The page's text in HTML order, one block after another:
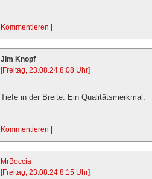
Kommentieren |
Jim Knopf
[Freitag, 23.08.24 8:08 Uhr]
Tiefe in der Breite. Ein Qualitätsmerkmal.
Kommentieren |
MrBoccia
[Freitag, 23.08.24 8:15 Uhr]